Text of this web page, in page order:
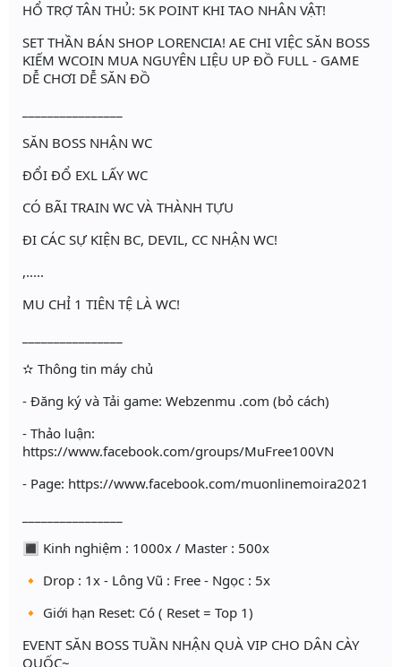
HỔ TRỢ TÂN THỦ: 5K POINT KHI TAO NHÂN VẬT!
SET THẦN BÁN SHOP LORENCIA! AE CHI VIỆC SĂN BOSS
KIẾM WCOIN MUA NGUYÊN LIỆU UP ĐỒ FULL - GAME
DỄ CHƠI DỄ SĂN ĐỒ
SĂN BOSS NHẬN WC
ĐỔI ĐỔ EXL LẤY WC
CÓ BÃI TRAIN WC VÀ THÀNH TỰU
ĐI CÁC SỰ KIỆN BC, DEVIL, CC NHẬN WC!
,.....
MU CHỈ 1 TIÊN TỆ LÀ WC!
✫ Thông tin máy chủ
- Đăng ký và Tải game: Webzenmu .com (bỏ cách)
- Thảo luận:
https://www.facebook.com/groups/MuFree100VN
- Page: https://www.facebook.com/muonlinemoira2021
🔳 Kinh nghiệm : 1000x / Master : 500x
🔸 Drop : 1x - Lông Vũ : Free - Ngọc : 5x
🔸 Giới hạn Reset: Có ( Reset = Top 1)
EVENT SĂN BOSS TUẦN NHẬN QUÀ VIP CHO DÂN CÀY
QUỐC~